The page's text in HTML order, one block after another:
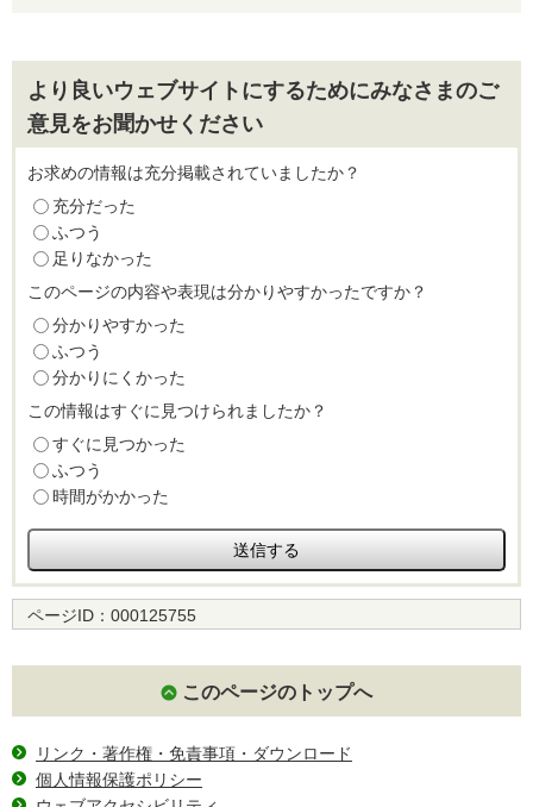
より良いウェブサイトにするためにみなさまのご
意見をお聞かせください
お求めの情報は充分掲載されていましたか？
充分だった
ふつう
足りなかった
このページの内容や表現は分かりやすかったですか？
分かりやすかった
ふつう
分かりにくかった
この情報はすぐに見つけられましたか？
すぐに見つかった
ふつう
時間がかかった
ページID： 000125755
このページのトップへ
リンク・著作権・免責事項・ダウンロード
個人情報保護ポリシー